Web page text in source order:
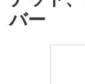
バー